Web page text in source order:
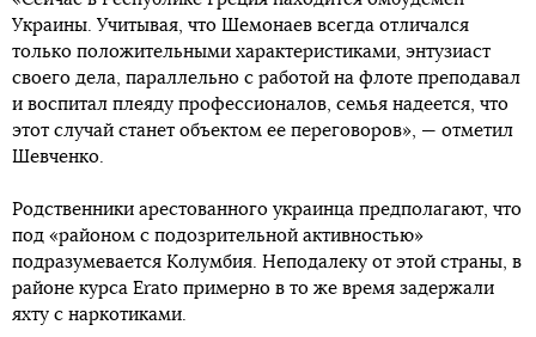
Украины. Учитывая, что Шемонаев всегда отличался
только положительными характеристиками, энтузиаст
своего дела, параллельно с работой на флоте преподавал
и воспитал плеяду профессионалов, семья надеется, что
этот случай станет объектом ее переговоров», — отметил
Шевченко.
Родственники арестованного украинца предполагают, что
под «районом с подозрительной активностью»
подразумевается Колумбия. Неподалеку от этой страны, в
районе курса Erato примерно в то же время задержали
яхту с наркотиками.